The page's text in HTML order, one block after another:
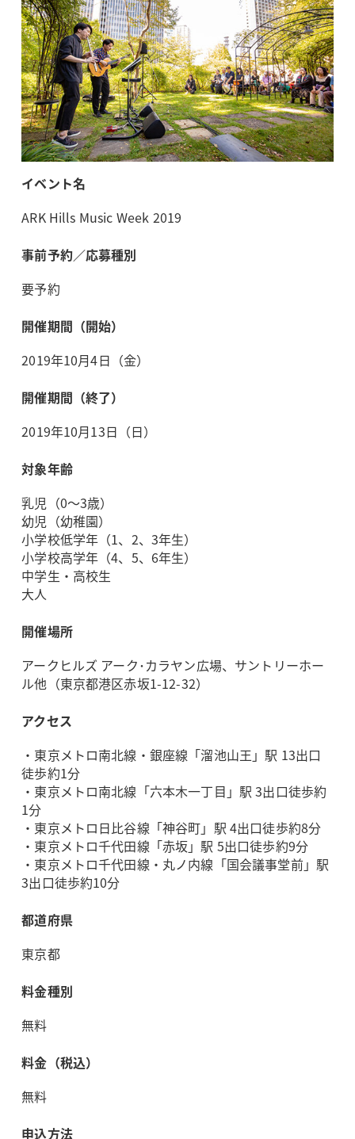
イベント名
ARK Hills Music Week 2019
事前予約／応募種別
要予約
開催期間（開始）
2019年10月4日（金）
開催期間（終了）
2019年10月13日（日）
対象年齢
乳児（0～3歳）
幼児（幼稚園）
小学校低学年（1、2、3年生）
小学校高学年（4、5、6年生）
中学生・高校生
大人
開催場所
アークヒルズ アーク･カラヤン広場、サントリーホー
ル他（東京都港区赤坂1-12-32）
アクセス
・東京メトロ南北線・銀座線「溜池山王」駅 13出口
徒歩約1分
・東京メトロ南北線「六本木一丁目」駅 3出口徒歩約
1分
・東京メトロ日比谷線「神谷町」駅 4出口徒歩約8分
・東京メトロ千代田線「赤坂」駅 5出口徒歩約9分
・東京メトロ千代田線・丸ノ内線「国会議事堂前」駅
3出口徒歩約10分
都道府県
東京都
料金種別
無料
料金（税込）
無料
申込方法